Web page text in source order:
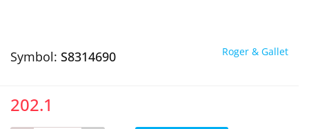
Symbol: S8314690 Roger & Gallet
202.1